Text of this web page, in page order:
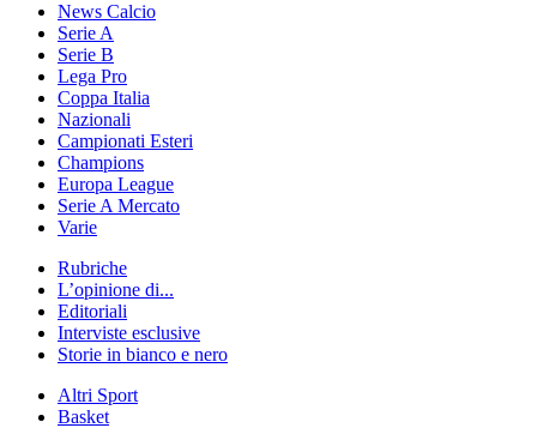
News Calcio
Serie A
Serie B
Lega Pro
Coppa Italia
Nazionali
Campionati Esteri
Champions
Europa League
Serie A Mercato
Varie
Rubriche
L’opinione di...
Editoriali
Interviste esclusive
Storie in bianco e nero
Altri Sport
Basket